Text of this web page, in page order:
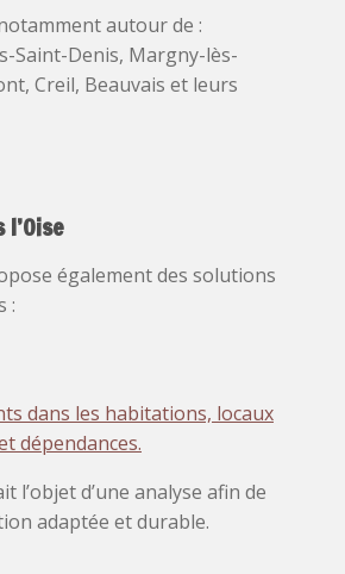
autour de :
Saint-Denis, Margny-lès-
Creil, Beauvais et leurs
également des solutions
:
dans les habitations, locaux
dépendances.
l’objet d’une analyse afin de
adaptée et durable.